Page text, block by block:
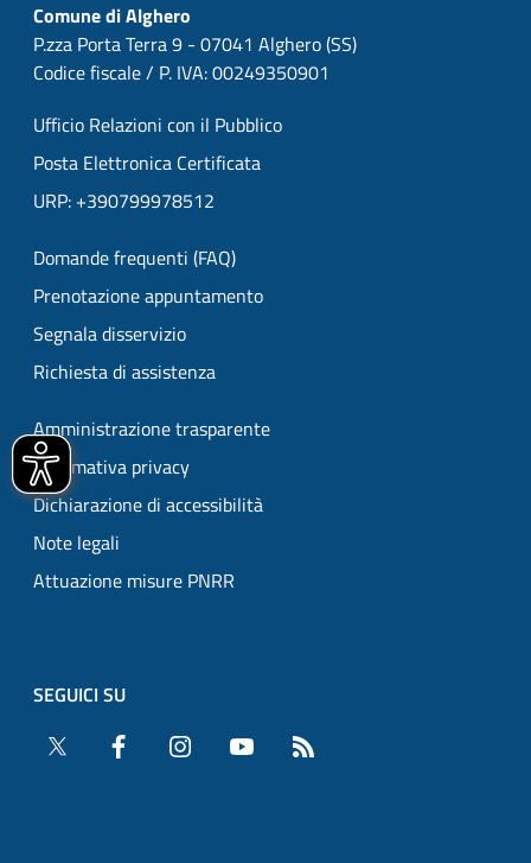
Comune di Alghero
P.zza Porta Terra 9 - 07041 Alghero (SS)
Codice fiscale / P. IVA: 00249350901
Ufficio Relazioni con il Pubblico
Posta Elettronica Certificata
URP: +390799978512
Domande frequenti (FAQ)
Prenotazione appuntamento
Segnala disservizio
Richiesta di assistenza
Amministrazione trasparente
Informativa privacy
Dichiarazione di accessibilità
Note legali
Attuazione misure PNRR
SEGUICI SU
Twitter
Facebook Instagram YouTube